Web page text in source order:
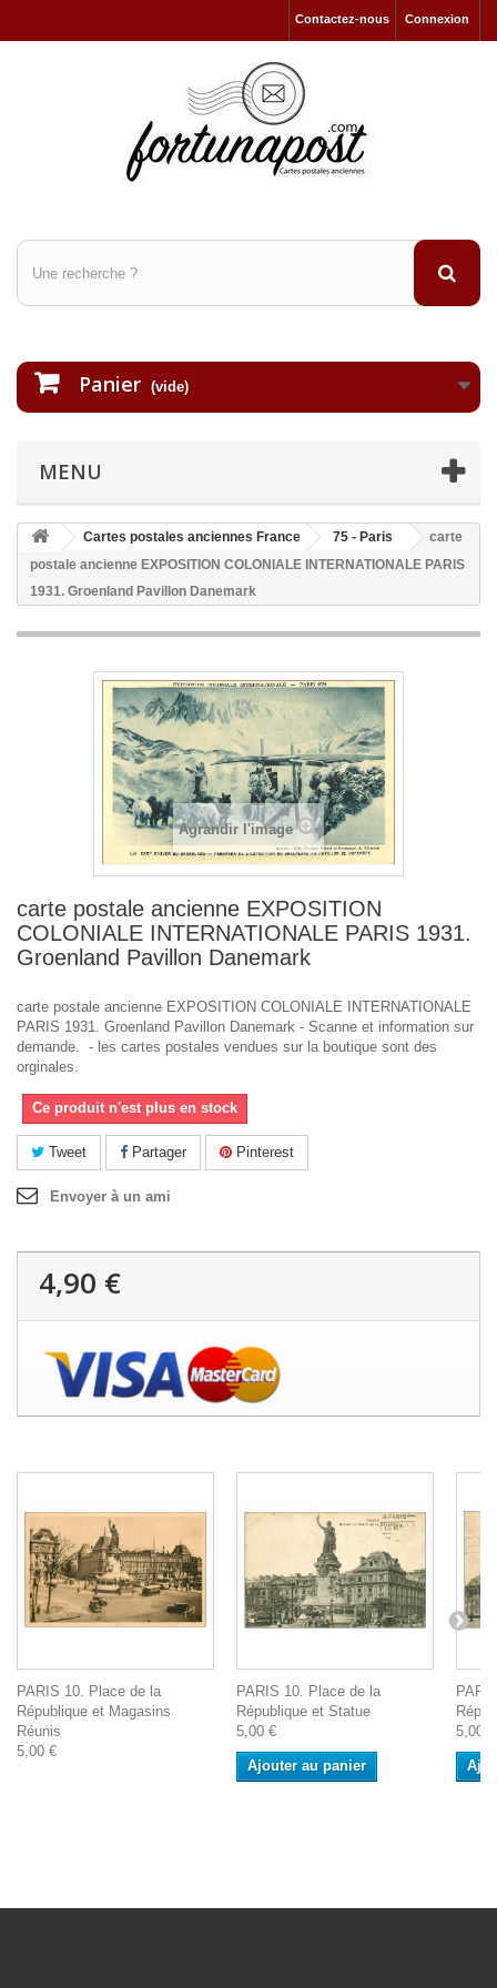
Connexion
Contactez-nous
Panier (vide)
MENU
Cartes postales anciennes France 75 - Paris
carte
postale ancienne EXPOSITION COLONIALE INTERNATIONALE PARIS
1931. Groenland Pavillon Danemark
Agrandir l'image
carte postale ancienne EXPOSITION
COLONIALE INTERNATIONALE PARIS 1931.
Groenland Pavillon Danemark
carte postale ancienne EXPOSITION COLONIALE INTERNATIONALE
PARIS 1931. Groenland Pavillon Danemark - Scanne et information sur
demande. - les cartes postales vendues sur la boutique sont des
orginales.
Ce produit n'est plus en stock
Tweet Partager Pinterest
Envoyer à un ami
4,90 €
PARIS 10. Place de la
République et Magasins
Réunis
5,00 €
PARIS 10. Place de la
République et Statue
5,00 €
Ajouter au panier
5,00 €